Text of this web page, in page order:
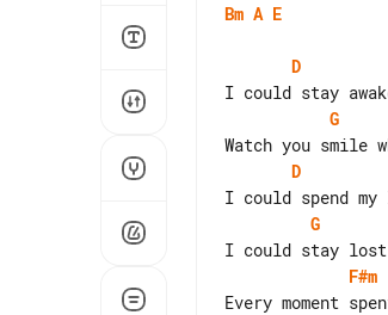
Bm A E
D
G
D
G
F#m
Every moment